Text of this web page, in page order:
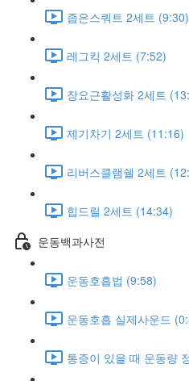
좁은스쿼트 2세트 (9:30)
레그킥 2세트 (7:52)
장요근활성화 2세트
제기차기 2세트 (11:16)
리버스클램쉘 2세트
힙드릴 2세트 (14:34)
운동백과사전
운동호흡법 (9:58)
운동호흡 실제사운드
통증이 있을 때 운동량